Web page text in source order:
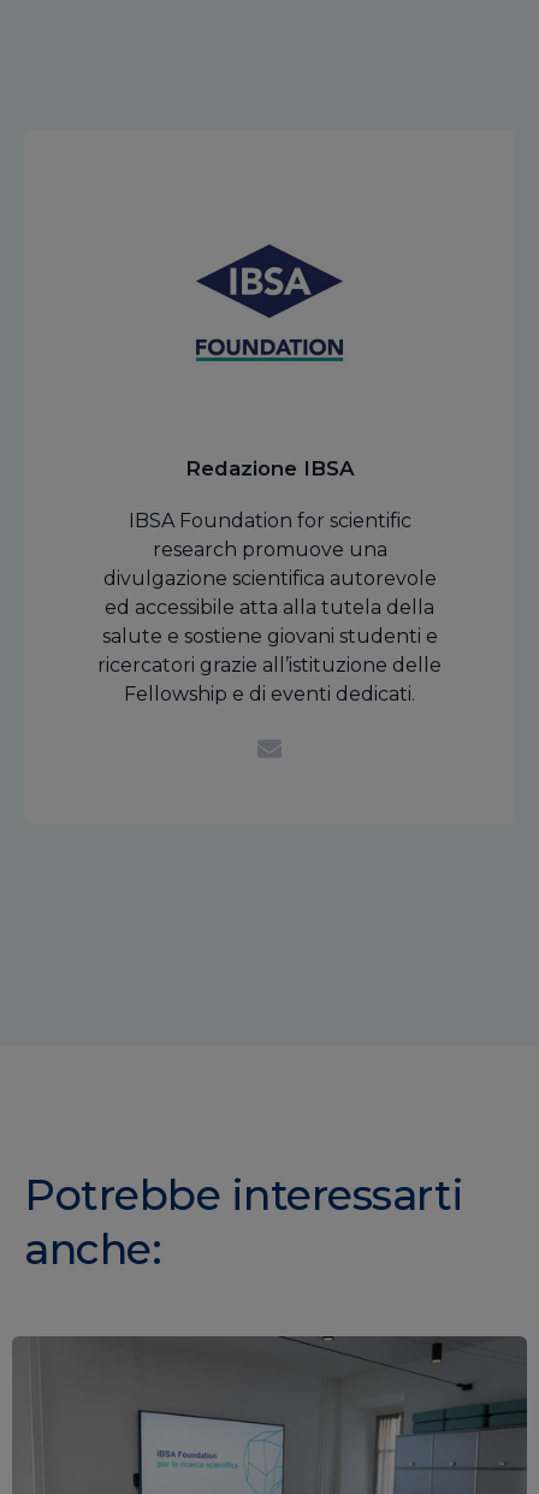
Redazione IBSA
IBSA Foundation for scientific
research promuove una
divulgazione scientifica autorevole
ed accessibile atta alla tutela della
salute e sostiene giovani studenti e
ricercatori grazie all’istituzione delle
Fellowship e di eventi dedicati.
Potrebbe interessarti
anche: